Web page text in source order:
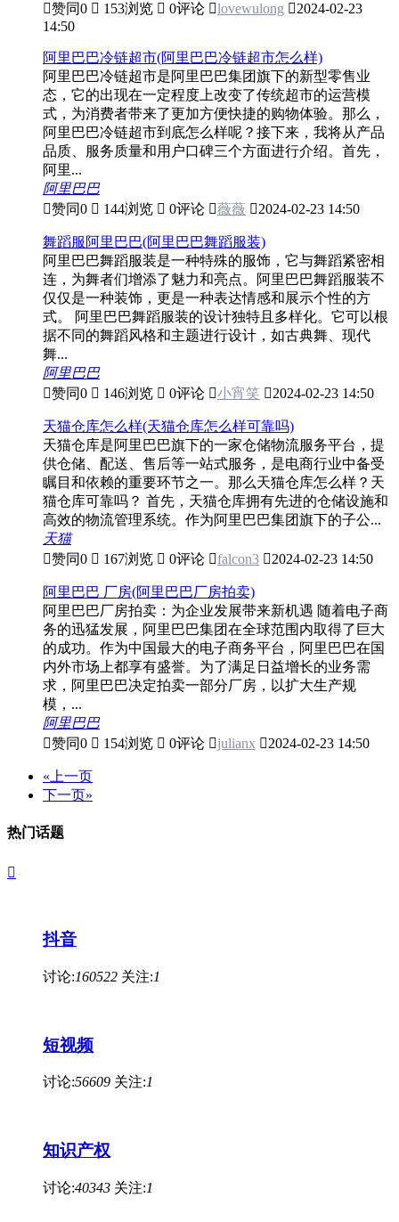
赞同0  153浏览  0评论 lovewulong 2024-02-23
14:50
阿里巴巴冷链超市(阿里巴巴冷链超市怎么样)
阿里巴巴冷链超市是阿里巴巴集团旗下的新型零售业
态，它的出现在一定程度上改变了传统超市的运营模
式，为消费者带来了更加方便快捷的购物体验。那么，
阿里巴巴冷链超市到底怎么样呢？接下来，我将从产品
品质、服务质量和用户口碑三个方面进行介绍。首先，
阿里...
阿里巴巴
赞同0  144浏览  0评论 薇薇 2024-02-23 14:50
舞蹈服阿里巴巴(阿里巴巴舞蹈服装)
阿里巴巴舞蹈服装是一种特殊的服饰，它与舞蹈紧密相
连，为舞者们增添了魅力和亮点。阿里巴巴舞蹈服装不
仅仅是一种装饰，更是一种表达情感和展示个性的方
式。 阿里巴巴舞蹈服装的设计独特且多样化。它可以根
据不同的舞蹈风格和主题进行设计，如古典舞、现代
舞...
阿里巴巴
赞同0  146浏览  0评论 小宵笑 2024-02-23 14:50
天猫仓库怎么样(天猫仓库怎么样可靠吗)
天猫仓库是阿里巴巴旗下的一家仓储物流服务平台，提
供仓储、配送、售后等一站式服务，是电商行业中备受
瞩目和依赖的重要环节之一。那么天猫仓库怎么样？天
猫仓库可靠吗？ 首先，天猫仓库拥有先进的仓储设施和
高效的物流管理系统。作为阿里巴巴集团旗下的子公...
天猫
赞同0  167浏览  0评论 falcon3 2024-02-23 14:50
阿里巴巴 厂房(阿里巴巴厂房拍卖)
阿里巴巴厂房拍卖：为企业发展带来新机遇 随着电子商
务的迅猛发展，阿里巴巴集团在全球范围内取得了巨大
的成功。作为中国最大的电子商务平台，阿里巴巴在国
内外市场上都享有盛誉。为了满足日益增长的业务需
求，阿里巴巴决定拍卖一部分厂房，以扩大生产规
模，...
阿里巴巴
赞同0  154浏览  0评论 julianx 2024-02-23 14:50
«上一页
下一页»
热门话题

抖音
讨论:160522 关注:1
短视频
讨论:56609 关注:1
知识产权
讨论:40343 关注:1